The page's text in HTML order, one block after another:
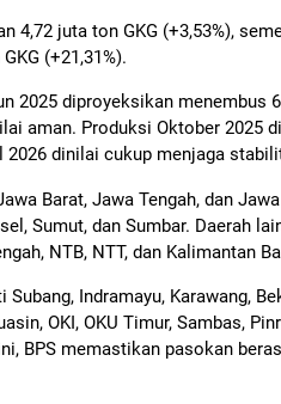
4,72 juta ton GKG (+3,53%),
(+21,31%).
2025 diproyeksikan menembus
aman. Produksi Oktober 2025
dinilai cukup menjaga
Barat, Jawa Tengah, dan
Sumut, dan Sumbar. Daerah
NTB, NTT, dan Kalimantan
Indramayu, Karawang,
OKI, OKU Timur, Sambas,
BPS memastikan pasokan